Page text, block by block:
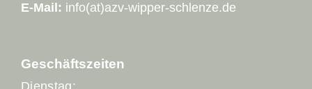
E-Mail: info(at)azv-wipper-schlenze.de
Geschäftszeiten